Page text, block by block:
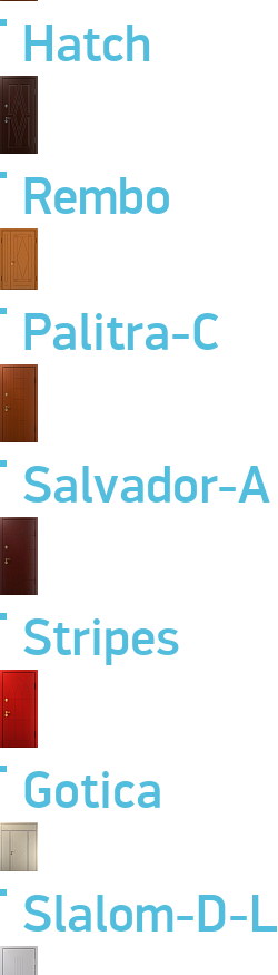
Hatch
Rembo
Palitra-C
Salvador-A
Stripes
Gotica
Slalom-D-L